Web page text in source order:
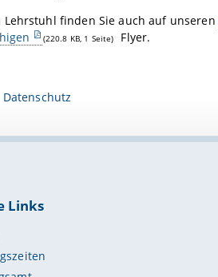
finden Sie auch auf unseren
(220.8 KB, 1 Seite) Flyer.
Datenschutz
Links